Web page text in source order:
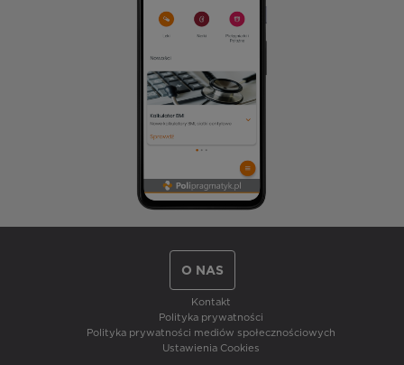
O NAS
Kontakt
Polityka prywatności
Polityka prywatności mediów społecznościowych
Ustawienia Cookies